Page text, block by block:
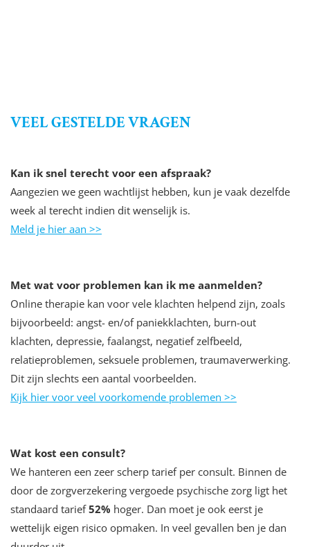
VEEL GESTELDE VRAGEN
Kan ik snel terecht voor een afspraak?
Aangezien we geen wachtlijst hebben, kun je vaak dezelfde
week al terecht indien dit wenselijk is.
Meld je hier aan >>
Met wat voor problemen kan ik me aanmelden?
Online therapie kan voor vele klachten helpend zijn, zoals
bijvoorbeeld: angst- en/of paniekklachten, burn-out
klachten, depressie, faalangst, negatief zelfbeeld,
relatieproblemen, seksuele problemen, traumaverwerking.
Dit zijn slechts een aantal voorbeelden.
Kijk hier voor veel voorkomende problemen >>
Wat kost een consult?
We hanteren een zeer scherp tarief per consult. Binnen de
door de zorgverzekering vergoede psychische zorg ligt het
standaard tarief52% hoger. Dan moet je ook eerst je
wettelijk eigen risico opmaken. In veel gevallen ben je dan